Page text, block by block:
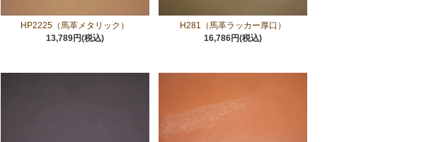
HP2225（馬革メタリック）
13,789円(税込)
H281（馬革ラッカー厚口）
16,786円(税込)